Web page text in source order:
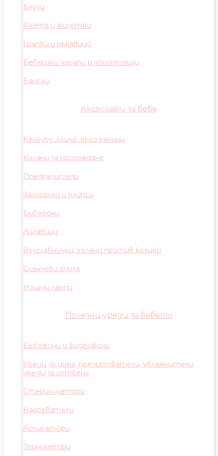
Блузи
Якета и жилетки
Шапки и ръкавици
Бебешки чорапи и чоропогащи
Бански
Аксесоари за бебе
Кенгуру, слинг, ерго раници
Колани за прохождане
Предпазители
Залъгалки и клипси
Биберони
Лигавици
Възглавнички, колани против колики
Слънчеви очила
Нощни лампи
Полезни уреди за бебето
Бебефони и видеофони
Уреди за дома, пречистватели, увлажнители,
уреди за готвене
Стерилизатори
Нагреватели
Аспиратори
Термометри